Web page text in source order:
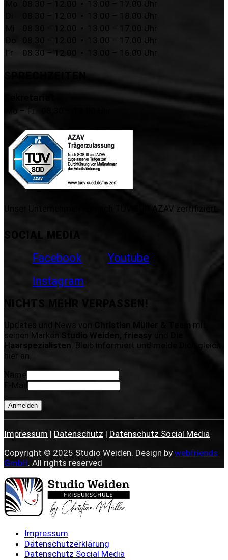
08.30 – 12.00 • 13.00 – 17.00 Uhr
08.30 – 12.00 • 13.00 – 17.00 Uhr
Fr
08.30 – 12.00 • 13.00 – 16.00 Uhr
SPRECHZEITEN
Mo – Fr
Unser Unternehmen ist nach TÜV SÜD AZAV zertifiziert.
SOCIAL MEDIA
Facebook
Youtube
Instagram
NICHTS MEHR VERPASSEN!
Updates und News von Christian Müller & Team mit
seinen Marken
Studio Weiden, frieasy
Haarspezialisten . Bleib informiert und melde Dich gleich
hier an.
Name
Anmelden
Impressum | Datenschutz | Datenschutz Social Media
Copyright © 2025 Studio Weiden. Design by webfriends
GmbH. All rights reserved
Impressum
Datenschutzerklärung
Datenschutz Social Media